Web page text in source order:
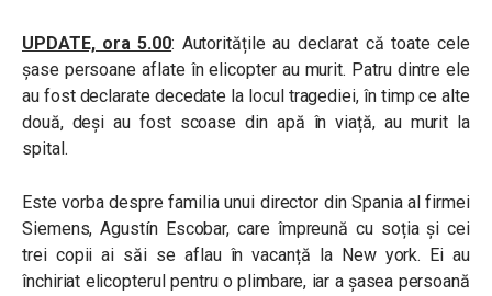
UPDATE, ora 5.00: Autoritățile au declarat că toate cele
șase persoane aflate în elicopter au murit. Patru dintre ele
au fost declarate decedate la locul tragediei, în timp ce alte
două, deși au fost scoase din apă în viață, au murit la
spital.
Este vorba despre familia unui director din Spania al firmei
Siemens, Agustín Escobar, care împreună cu soția și cei
trei copii ai săi se aflau în vacanță la New york. Ei au
închiriat elicopterul pentru o plimbare, iar a șasea persoană